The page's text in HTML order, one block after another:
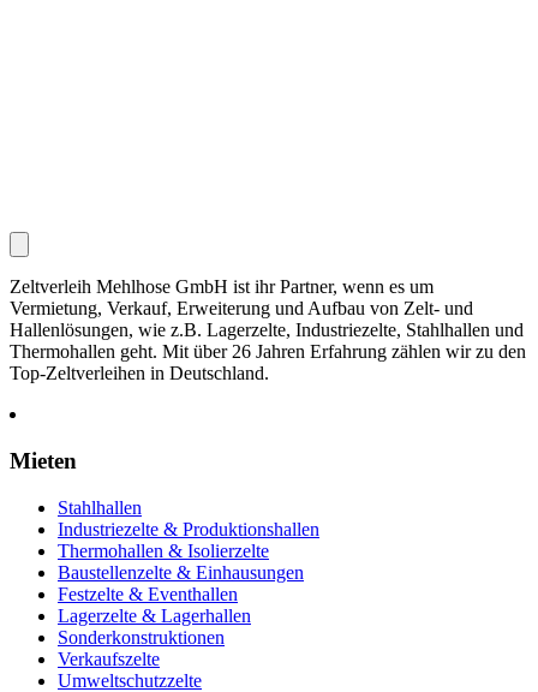
Zeltverleih Mehlhose GmbH ist ihr Partner, wenn es um
Vermietung, Verkauf, Erweiterung und Aufbau von Zelt- und
Hallenlösungen, wie z.B. Lagerzelte, Industriezelte, Stahlhallen und
Thermohallen geht. Mit über 26 Jahren Erfahrung zählen wir zu den
Top-Zeltverleihen in Deutschland.
Mieten
Stahlhallen
Industriezelte & Produktionshallen
Thermohallen & Isolierzelte
Baustellenzelte & Einhausungen
Festzelte & Eventhallen
Lagerzelte & Lagerhallen
Sonderkonstruktionen
Verkaufszelte
Umweltschutzzelte